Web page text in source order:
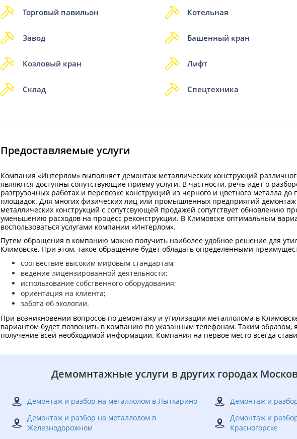
Торговый павильон
Завод
Козловый кран
Склад
Котельная
Башенный кран
Лифт
Спецтехника
Предоставляемые услуги
Компания «Интерлом» выполняет демонтаж металлических конструкций
являются доступны сопутствующие приему услуги. В частности, речь идет о
разгрузочных работах и перевозке конструкций из черного и цветного металла до
площадок. Для многих физических лиц или промышленных предприятий
металлических конструкций с сопутсвующей продажей сопутствует обновлению
уменьшению расходов на процесс реконструкции. В Климовске оптимальным
воспользоваться услугами компании «Интерлом».
Путем обращения в компанию можно получить наиболее удобное решение для
Климовске. При этом, такое обращение будет обладать определенными
соотвествие высоким мировым стандартам;
ведение лицензированной деятельности;
использование собственного оборудования;
ориентация на клиента;
забота об экологии.
При возникновении вопросов по демонтажу и утилизации металлолома в
вариантом будет позвонить в компанию по указанным телефонам. Таким образом,
получение всей необходимой информации. Компания на первое место всегда
Демомнтажные услуги в других городах
Демонтаж и разбор на металлолом в Лыткарино
Демонтаж и
Демонтаж и разбор на металлолом в
Железнодорожном
Демонтаж и
Красногорске